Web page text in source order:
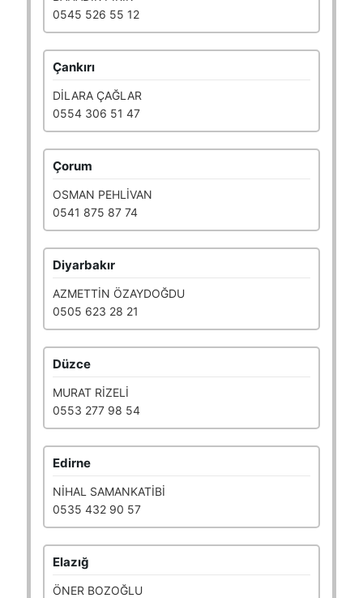
0545 526 55 12
Çankırı
DİLARA ÇAĞLAR
0554 306 51 47
Çorum
OSMAN PEHLİVAN
0541 875 87 74
Diyarbakır
AZMETTİN ÖZAYDOĞDU
0505 623 28 21
Düzce
MURAT RİZELİ
0553 277 98 54
Edirne
NİHAL SAMANKATİBİ
0535 432 90 57
Elazığ
ÖNER BOZOĞLU